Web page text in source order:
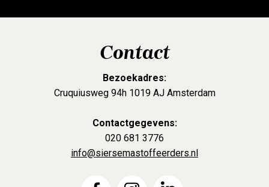
Contact
Bezoekadres:
Cruquiusweg 94h 1019 AJ Amsterdam
Contactgegevens:
020 681 3776
info@siersemastoffeerders.nl